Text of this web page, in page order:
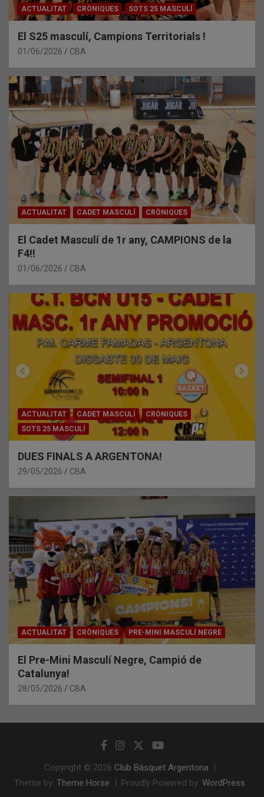
ACTUALITAT CRÒNIQUES SOTS 25 MASCULÍ
El S25 masculí, Campions Territorials !
01/06/2026 CBA
ACTUALITAT CADET MASCULÍ CRÒNIQUES
El Cadet Masculí de 1r any, CAMPIONS de la
F4!!
01/06/2026 CBA
ACTUALITAT CADET MASCULÍ
CRÒNIQUES
SOTS 25 MASCULÍ
DUES FINALS A ARGENTONA!
29/05/2026 CBA
ACTUALITAT CRÒNIQUES PRE-MINI MASCULÍ NEGRE
El Pre-Mini Masculí Negre, Campió de
Catalunya!
28/05/2026 CBA
Copyright © 2026 Club Bàsquet Argentona
Theme by: Theme Horse Proudly Powered by: WordPress